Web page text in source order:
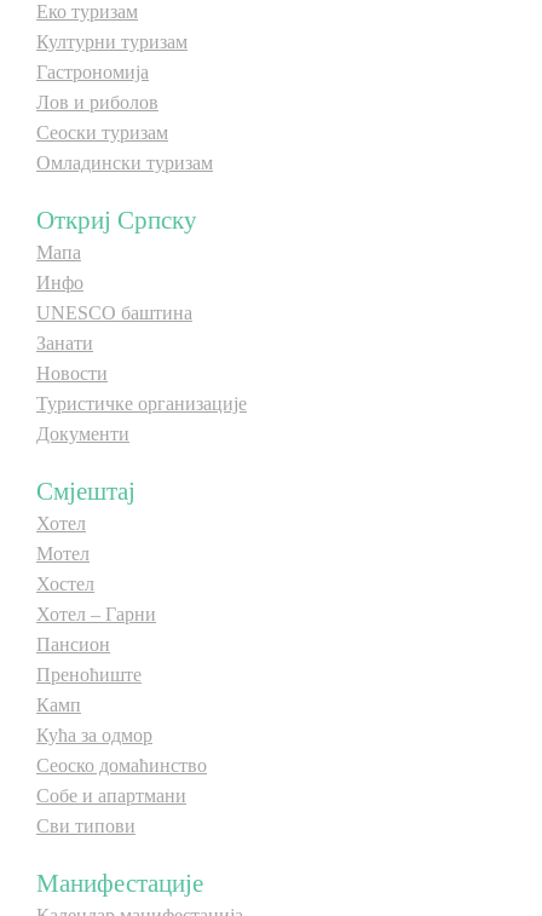
Еко туризам
Културни туризам
Гастрономија
Лов и риболов
Сеоски туризам
Омладински туризам
Откриј Српску
Мапа
Инфо
UNESCO баштина
Занати
Новости
Туристичке организације
Документи
Смјештај
Хотел
Мотел
Хостел
Хотел – Гарни
Пансион
Преноћиште
Камп
Кућа за одмор
Сеоско домаћинство
Собе и апартмани
Сви типови
Манифестације